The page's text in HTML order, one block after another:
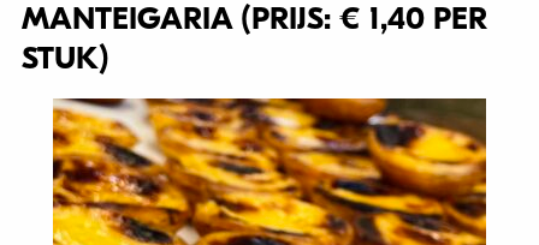
MANTEIGARIA (PRIJS: € 1,40 PER
STUK)